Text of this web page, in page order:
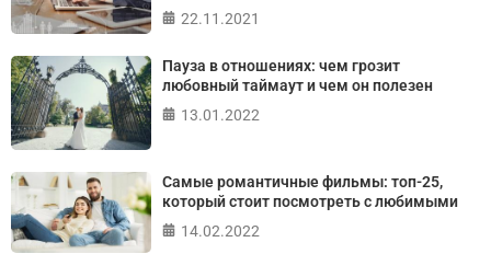
22.11.2021
Пауза в отношениях: чем грозит
любовный таймаут и чем он полезен
13.01.2022
Самые романтичные фильмы: топ-25,
который стоит посмотреть с любимыми
14.02.2022